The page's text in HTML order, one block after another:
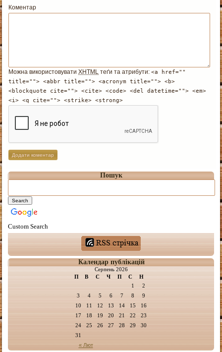
Коментар
Можна використовуватиXHTML теґи та атрибути:<a href=""
title=""> <abbr title=""> <acronym title=""> <b>
<blockquote cite=""> <cite> <code> <del datetime=""> <em>
<i> <q cite=""> <strike> <strong>
Пошук
Custom Search
Календар публікацій
Серпень 2026
П
В С Ч П С Н
« Лют
1
2
3
4 5 6 7 8
9
10
11 12 13 14 15
16
17
18 19 20 21 22
23
24
25 26 27 28 29
30
31